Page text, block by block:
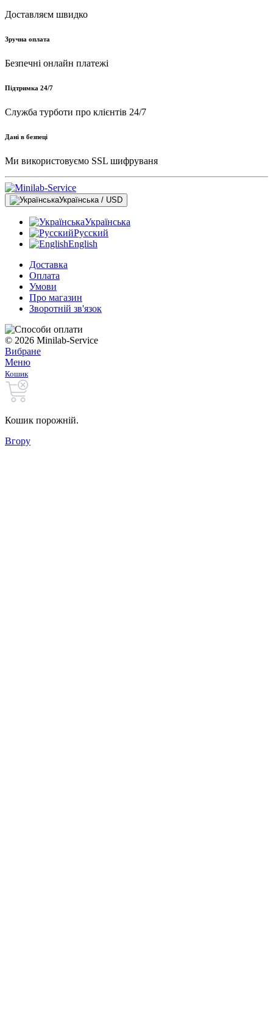
Доставляєм швидко
Зручна оплата
Безпечні онлайн платежі
Підтримка 24/7
Служба турботи про клієнтів 24/7
Дані в безпеці
Ми використовуємо SSL шифруваня
Українська / USD
Українська
Русский
English
Доставка
Оплата
Умови
Про магазин
Зворотній зв'язок
© 2026 Minilab-Service
Вибране
Меню
Кошик
Кошик порожній.
Вгору